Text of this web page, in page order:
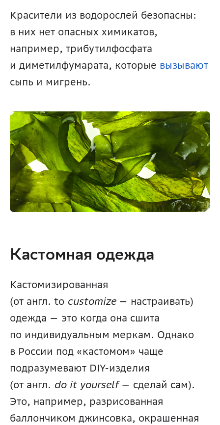
Красители из водорослей безопасны:
в них нет опасных химикатов,
например, трибутилфосфата
и диметилфумарата, которые вызывают
сыпь и мигрень.
Кастомная одежда
Кастомизированная
(от англ. to customize — настраивать)
одежда — это когда она сшита
по индивидуальным меркам. Однако
в России под «кастомом» чаще
подразумевают DIY-изделия
(от англ. do it yourself — сделай сам).
Это, например, разрисованная
баллончиком джинсовка, окрашенная